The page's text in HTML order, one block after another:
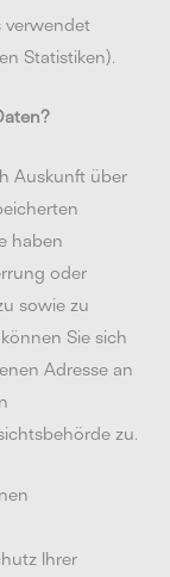
verwendet
Statistiken).
Auskunft über
haben
oder
sowie zu
Sie sich
Adresse an
zu.
Ihrer